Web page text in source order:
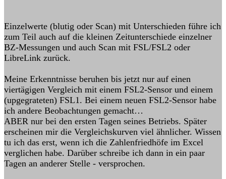
Einzelwerte (blutig oder Scan) mit Unterschieden führe ich
zum Teil auch auf die kleinen Zeitunterschiede einzelner
BZ-Messungen und auch Scan mit FSL/FSL2 oder
LibreLink zurück.
Meine Erkenntnisse beruhen bis jetzt nur auf einen
viertägigen Vergleich mit einem FSL2-Sensor und einem
(upgegrateten) FSL1. Bei einem neuen FSL2-Sensor habe
ich andere Beobachtungen gemacht…
ABER nur bei den ersten Tagen seines Betriebs. Später
erscheinen mir die Vergleichskurven viel ähnlicher. Wissen
tu ich das erst, wenn ich die Zahlenfriedhöfe im Excel
verglichen habe. Darüber schreibe ich dann in ein paar
Tagen an anderer Stelle - versprochen.